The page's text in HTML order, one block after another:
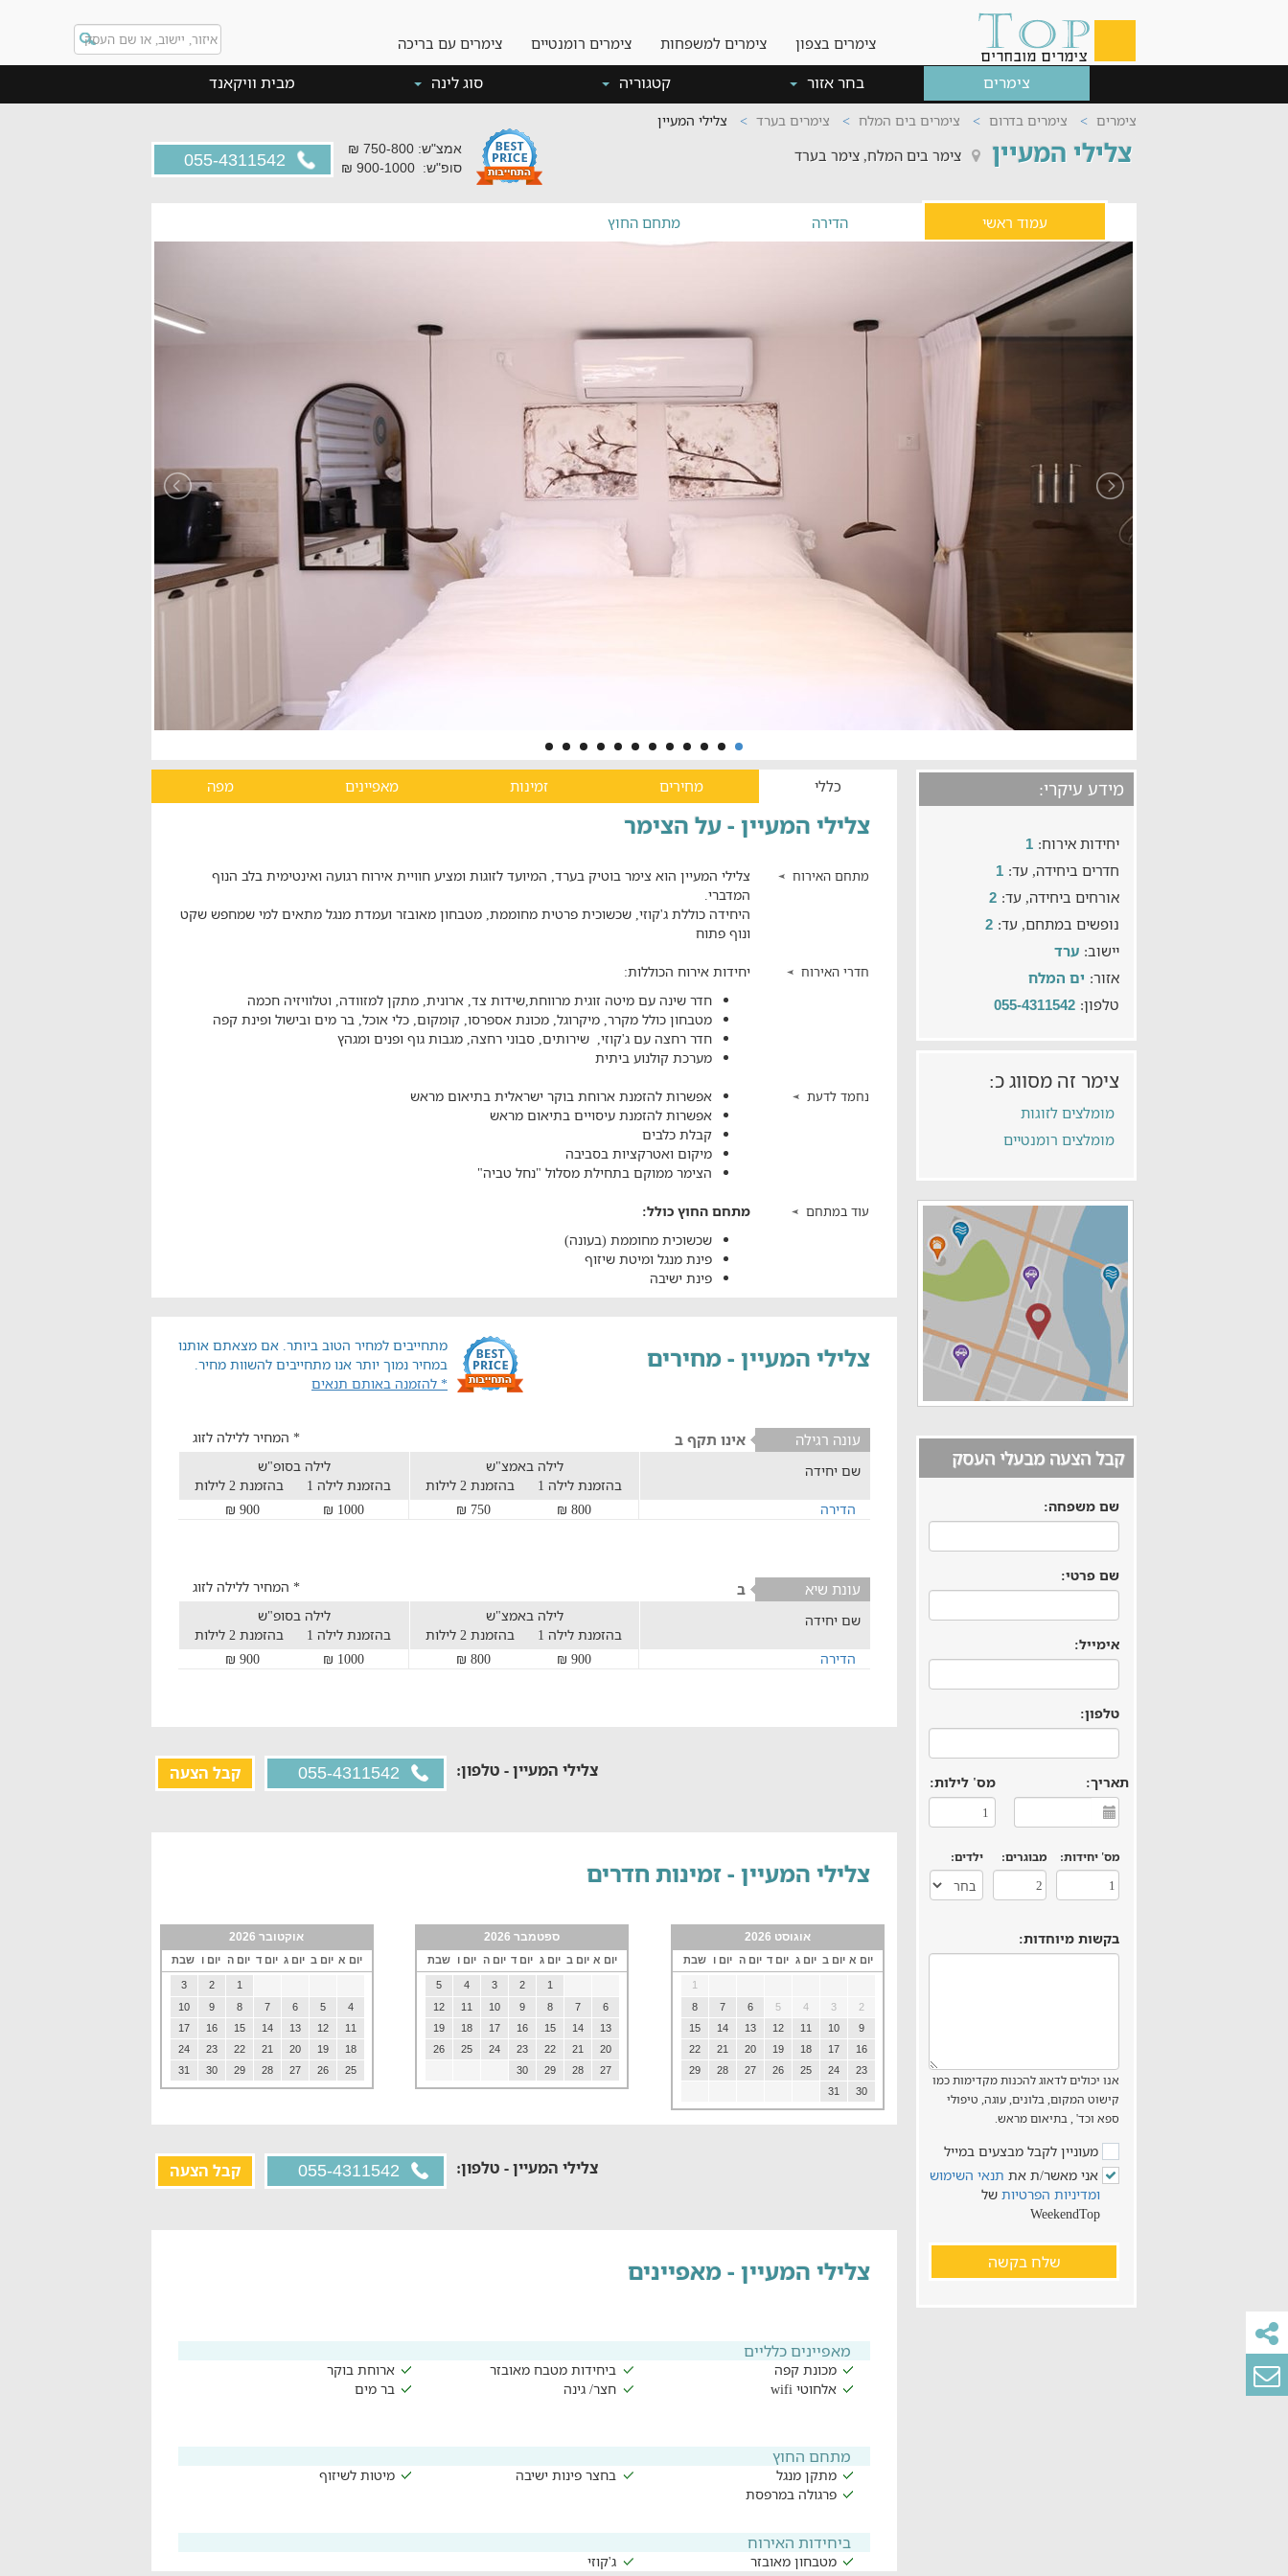
צימרים בצפון צימרים למשפחות צימרים רומנטיים צימרים עם בריכה
צימרים בחר אזור קטגוריה סוג לינה מבית וויקאנד
צימרים צימרים בדרום צימרים בים המלח צימרים בערד צלילי המעיין
צלילי המעיין צימר בים המלח, צימר בערד
אמצ"ש: 750-800 ₪
סופ"ש: 900-1000 ₪
עמוד ראשי הדירה מתחם החוץ
מידע עיקרי:
יחידות אירוח: 1
חדרים ביחידה, עד: 1
אורחים ביחידה, עד: 2
נופשים במתחם, עד: 2
יישוב: ערד
אזור: ים המלח
טלפון: 055-4311542
צימר זה מסווג כ:
מומלצים לזוגות
מומלצים רומנטיים
קבל הצעה מבעלי העסק
שם משפחה:
שם פרטי:
אימייל:
טלפון:
תאריך: מס' לילות:
מס' יחידות: מבוגרים: ילדים:
בקשות מיוחדות:
אנו יכולים לדאוג להכנות מקדימות כמו
קישוט המקום, בלונים, עוגה, טיפולי
ספא וכד' , בתיאום מראש.
מעוניין לקבל מבצעים במייל
אני מאשר/ת את תנאי השימוש
ומדיניות הפרטיות של
WeekendTop
שלח בקשה
כללי מחירים זמינות מאפיינים מפה
צלילי המעיין - על הצימר
מתחם האירוח
צלילי המעיין הוא צימר בוטיק בערד, המיועד לזוגות ומציע חוויית אירוח רגועה ואינטימית בלב הנוף
המדברי.
היחידה כוללת ג'קוזי, שכשוכית פרטית מחוממת, מטבחון מאובזר ועמדת מנגל מתאים למי שמחפש שקט
ונוף פתוח
חדרי האירוח
יחידות אירוח הכוללות:
חדר שינה עם מיטה זוגית מרווחת,שידות צד, ארונית, מתקן למזוודה, וטלוויזיה חכמה
מטבחון כולל מקרר, מיקרוגל, מכונת אספרסו, קומקום, כלי אוכל, בר מים ובישול ופינת קפה
חדר רחצה עם ג'קוזי, שירותים, סבוני רחצה, מגבות גוף ופנים ומגהץ
מערכת קולנוע ביתית
נחמד לדעת
אפשרות להזמנת ארוחת בוקר ישראלית בתיאום מראש
אפשרות להזמנת עיסויים בתיאום מראש
קבלת כלבים
מיקום ואטרקציות בסביבה​
הצימר ממוקם בתחילת מסלול "נחל טביה"
עוד במתחם
מתחם החוץ כולל:
שכשוכית מחוממת (בעונה)
פינת מנגל ומיטת שיזוף
פינת ישיבה
מתחייבים למחיר הטוב ביותר. אם מצאתם אותנו
במחיר נמוך יותר אנו מתחייבים להשוות מחיר.
* להזמנה באותם תנאים
צלילי המעיין - מחירים
עונה רגילה אינו תקף ב
* המחיר ללילה לזוג
שם יחידה
לילה באמצ"ש
בהזמנת לילה 1
בהזמנת 2 לילות
לילה בסופ"ש
בהזמנת לילה 1
בהזמנת 2 לילות
הדירה
800 ₪
750 ₪
1000 ₪
900 ₪
עונת שיא ב
* המחיר ללילה לזוג
שם יחידה
לילה באמצ"ש
בהזמנת לילה 1
בהזמנת 2 לילות
לילה בסופ"ש
בהזמנת לילה 1
בהזמנת 2 לילות
הדירה
900 ₪
800 ₪
1000 ₪
900 ₪
קבל הצעה צלילי המעיין - טלפון:
צלילי המעיין - זמינות חדרים
אוגוסט 2026
יום א יום ב יום ג יום ד יום ה יום ו שבת
1
2
3
4
5
6
7
8
9
10
11
12
13
14
15
16
17
18
19
20
21
22
23
24
25
26
27
28
29
30
31
ספטמבר 2026
יום א יום ב יום ג יום ד יום ה יום ו שבת
1
2
3
4
5
6
7
8
9
10
11
12
13
14
15
16
17
18
19
20
21
22
23
24
25
26
27
28
29
30
אוקטובר 2026
יום א יום ב יום ג יום ד יום ה יום ו שבת
1
2
3
4
5
6
7
8
9
10
11
12
13
14
15
16
17
18
19
20
21
22
23
24
25
26
27
28
29
30
31
קבל הצעה צלילי המעיין - טלפון:
צלילי המעיין - מאפיינים
מאפיינים כלליים
מכונת קפה ביחידות מטבח מאובזר
ארוחת בוקר
אלחוטי wifi
חצר/ גינה בר מים
מתחם החוץ
מתקן מנגל בחצר פינות ישיבה
מיטות לשיזוף
פרגולה במרפסת
ביחידות האירוח
מטבחון מאובזר ג'קוזי